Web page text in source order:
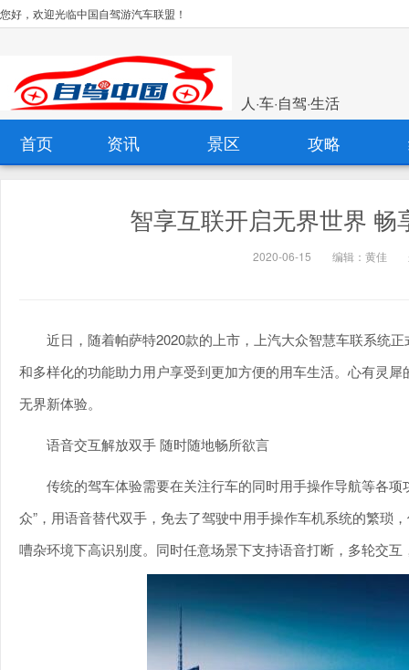
您好，欢迎光临中国自驾游汽车联盟！
人·车·自驾·生活
首页 资讯 景区 攻略
智享互联开启无界世界
2020-06-15 编辑：黄佳
近日，随着帕萨特2020款的上市，上汽大众智慧车联系统
和多样化的功能助力用户享受到更加方便的用车生活。心有灵
无界新体验。
语音交互解放双手 随时随地畅所欲言
传统的驾车体验需要在关注行车的同时用手操作导航等各
众”，用语音替代双手，免去了驾驶中用手操作车机系统的繁琐
嘈杂环境下高识别度。同时任意场景下支持语音打断，多轮交